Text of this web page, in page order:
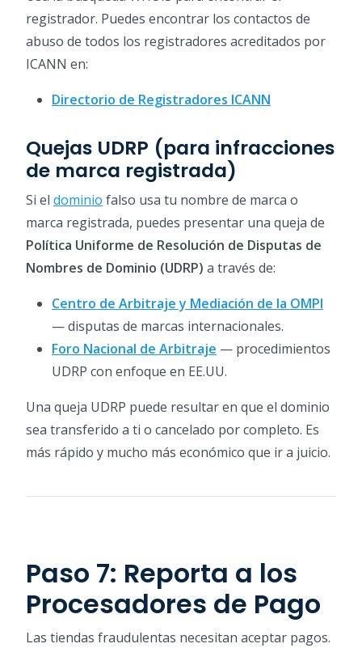
registrador. Puedes encontrar los contactos de
abuso de todos los registradores acreditados por
ICANN en:
Directorio de Registradores ICANN
Quejas UDRP (para infracciones
de marca registrada)
Si el dominio falso usa tu nombre de marca o
marca registrada, puedes presentar una queja de
Política Uniforme de Resolución de Disputas de
Nombres de Dominio (UDRP) a través de:
Centro de Arbitraje y Mediación de la OMPI
— disputas de marcas internacionales.
Foro Nacional de Arbitraje — procedimientos
UDRP con enfoque en EE.UU.
Una queja UDRP puede resultar en que el dominio
sea transferido a ti o cancelado por completo. Es
más rápido y mucho más económico que ir a juicio.
Paso 7: Reporta a los
Procesadores de Pago
Las tiendas fraudulentas necesitan aceptar pagos.